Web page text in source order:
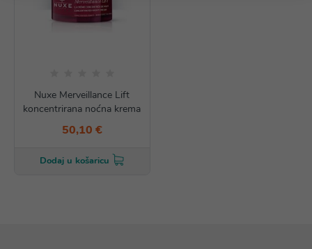
Nuxe Merveillance Lift
koncentrirana noćna krema
50,10 €
Dodaj u košaricu